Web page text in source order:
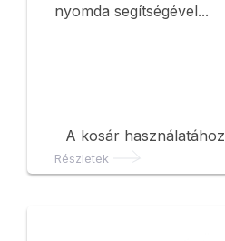
nyomda segítségével...
A kosár használatához
Részletek